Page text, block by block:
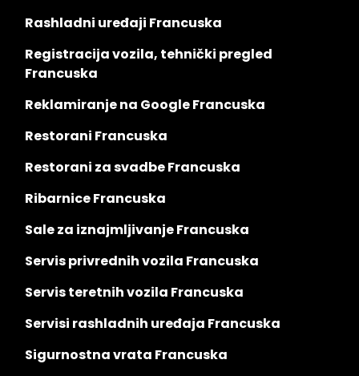
Rashladni uređaji Francuska
Registracija vozila, tehnički pregled
Francuska
Reklamiranje na Google Francuska
Restorani Francuska
Restorani za svadbe Francuska
Ribarnice Francuska
Sale za iznajmljivanje Francuska
Servis privrednih vozila Francuska
Servis teretnih vozila Francuska
Servisi rashladnih uređaja Francuska
Sigurnostna vrata Francuska